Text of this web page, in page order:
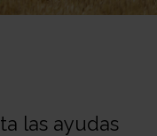
las ayudas